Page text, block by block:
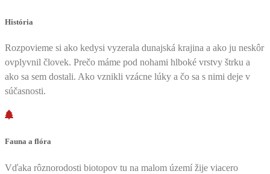
História
Rozpovieme si ako kedysi vyzerala dunajská krajina a ako ju neskôr
ovplyvnil človek. Prečo máme pod nohami hlboké vrstvy štrku a
ako sa sem dostali. Ako vznikli vzácne lúky a čo sa s nimi deje v
súčasnosti.
Fauna a flóra
Vďaka rôznorodosti biotopov tu na malom území žije viacero